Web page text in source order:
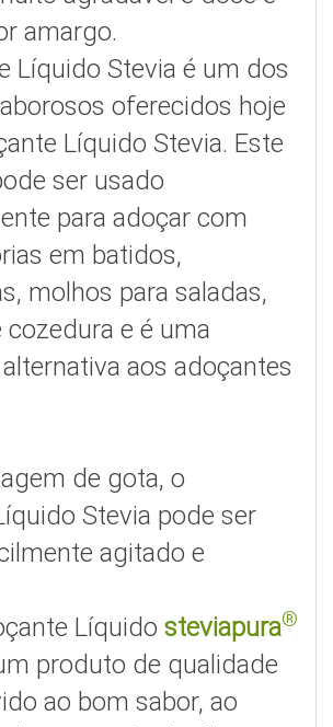
amargo.
Líquido Stevia é um dos
oferecidos hoje
Líquido Stevia. Este
ser usado
para adoçar com
em batidos,
molhos para saladas,
cozedura e é uma
aos adoçantes
de gota, o
Stevia pode ser
agitado e
Líquido steviapura®
produto de qualidade
ao bom sabor, ao